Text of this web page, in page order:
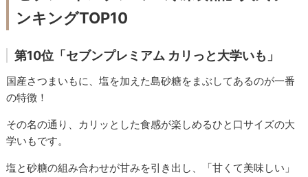
ンキングTOP10
第10位「セブンプレミアム カリっと大学いも」
国産さつまいもに、塩を加えた島砂糖をまぶしてあるのが一番
の特徴！
その名の通り、カリッとした食感が楽しめるひと口サイズの大
学いもです。
塩と砂糖の組み合わせが甘みを引き出し、「甘くて美味しい」